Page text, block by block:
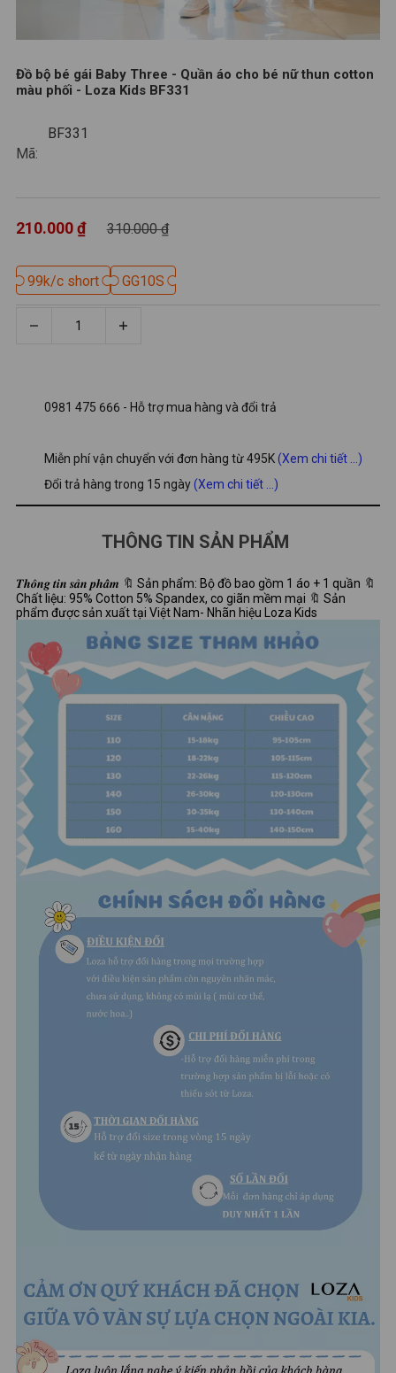
Đồ bộ bé gái Baby Three - Quần áo cho bé nữ thun cotton
màu phối - Loza Kids BF331
Mã:
310.000 ₫
210.000 ₫
0981 475 666 - Hỗ trợ mua hàng và đổi trả
Miễn phí vận chuyển với đơn hàng từ 495K(Xem chi tiết ...)
Đổi trả hàng trong 15 ngày(Xem chi tiết ...)
BF331
99k/c short
99k/c short GG10S
GG10S
THÔNG TIN SẢN PHẨM
𝑻𝒉𝒐̂𝒏𝒈 𝒕𝒊𝒏 𝒔𝒂̉𝒏 𝒑𝒉𝒂̂̉𝒎 🔖 Sản phẩm: Bộ đồ bao gồm 1 áo + 1 quần 🔖
Chất liệu: 95% Cotton 5% Spandex, co giãn mềm mại 🔖 Sản
phẩm được sản xuất tại Việt Nam- Nhãn hiệu Loza Kids